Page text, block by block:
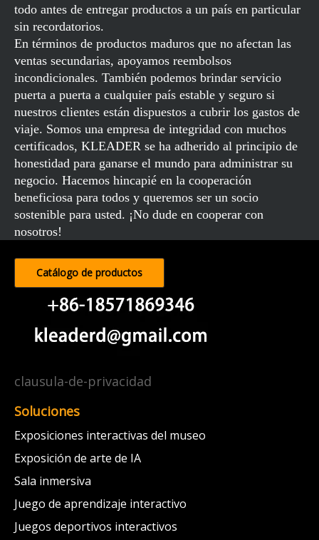
todo antes de entregar productos a un país en particular
sin recordatorios.
En términos de productos maduros que no afectan las
ventas secundarias, apoyamos reembolsos
incondicionales. También podemos brindar servicio
puerta a puerta a cualquier país estable y seguro si
nuestros clientes están dispuestos a cubrir los gastos de
viaje. Somos una empresa de integridad con muchos
certificados, KLEADER se ha adherido al principio de
honestidad para ganarse el mundo para administrar su
negocio. Hacemos hincapié en la cooperación
beneficiosa para todos y queremos ser un socio
sostenible para usted. ¡No dude en cooperar con
nosotros!
Catálogo de productos
clausula-de-privacidad
Soluciones
Exposiciones interactivas del museo
Exposición de arte de IA
Sala inmersiva
Juego de aprendizaje interactivo
Juegos deportivos interactivos